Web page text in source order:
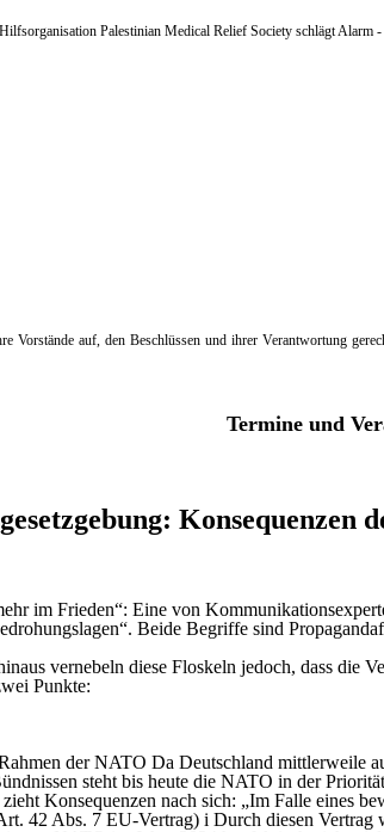
Palestinian Medical Relief Society schlägt Alarm -
Vorstände auf, den Beschlüssen und ihrer Verantwortung
Termine und
im Frieden“: Eine von
Beide Begriffe sind
vernebeln diese Floskeln jedoch, dass
Punkte:
der NATO Da Deutschland mittlerweile
steht bis heute die NATO in der
Konsequenzen nach sich: „Im Falle eines
42 Abs. 7 EU-Vertrag) i Durch diesen